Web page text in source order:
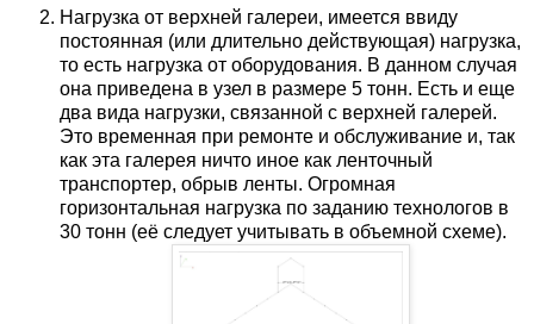
Нагрузка от верхней галереи, имеется ввиду
постоянная (или длительно действующая) нагрузка,
то есть нагрузка от оборудования. В данном случая
она приведена в узел в размере 5 тонн. Есть и еще
два вида нагрузки, связанной с верхней галерей.
Это временная при ремонте и обслуживание и, так
как эта галерея ничто иное как ленточный
транспортер, обрыв ленты. Огромная
горизонтальная нагрузка по заданию технологов в
30 тонн (её следует учитывать в объемной схеме).